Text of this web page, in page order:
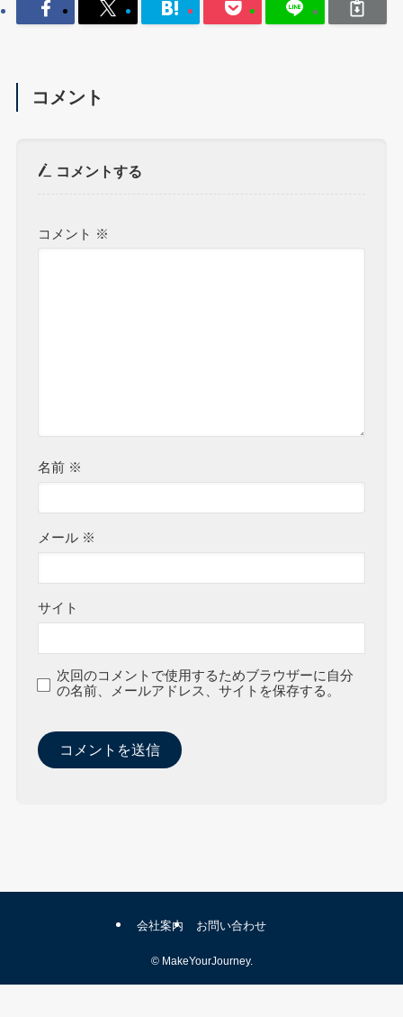
コメント
コメントする
コメント ※
名前 ※
メール ※
サイト
次回のコメントで使用するためブラウザーに自分
の名前、メールアドレス、サイトを保存する。
会社案内 お問い合わせ
©MakeYourJourney.